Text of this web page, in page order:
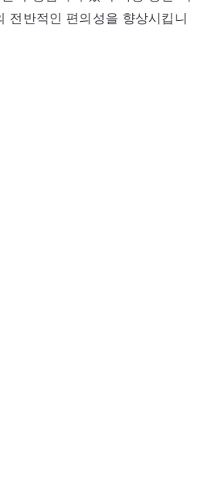
전반적인 편의성을 향상시킵니